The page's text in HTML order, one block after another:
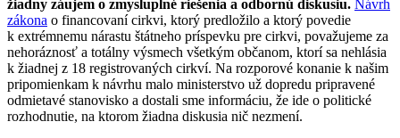
žiadny záujem o zmysluplné riešenia a odbornú diskusiu. Návrh
zákona o financovaní cirkvi, ktorý predložilo a ktorý povedie
k extrémnemu nárastu štátneho príspevku pre cirkvi, považujeme za
nehoráznosť a totálny výsmech všetkým občanom, ktorí sa nehlásia
k žiadnej z 18 registrovaných cirkví. Na rozporové konanie k našim
pripomienkam k návrhu malo ministerstvo už dopredu pripravené
odmietavé stanovisko a dostali sme informáciu, že ide o politické
rozhodnutie, na ktorom žiadna diskusia nič nezmení.